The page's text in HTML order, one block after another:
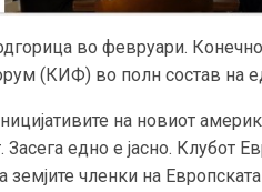
во февруари.
(КИФ) во полн состав на
на новиот
едно е јасно. Клубот
членки на